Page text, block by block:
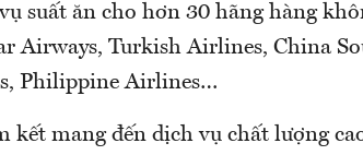
suất ăn cho hơn 30 hãng hàng
Airways, Turkish Airlines, China
Philippine Airlines…
kết mang đến dịch vụ chất lượng